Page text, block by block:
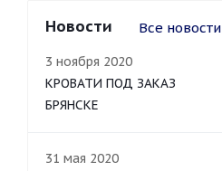
Новости Все новости
3 ноября 2020
КРОВАТИ ПОД ЗАКАЗ
БРЯНСКЕ
31 мая 2020